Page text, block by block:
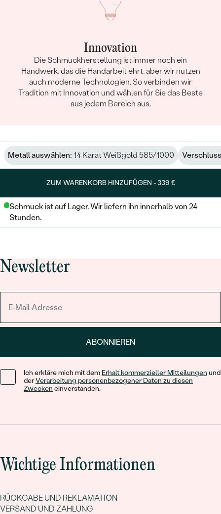
Innovation
Die Schmuckherstellung ist immer noch ein
Handwerk, das die Handarbeit ehrt, aber wir nutzen
auch moderne Technologien. So verbinden wir
Tradition mit Innovation und wählen für Sie das Beste
aus jedem Bereich aus.
Metall auswählen: 14 Karat Weißgold 585/1000
ZUM WARENKORB HINZUFÜGEN -339 €
Schmuck ist auf Lager. Wir liefern ihn innerhalb von 24
Stunden.
Newsletter
ABONNIEREN
Ich erkläre mich mit dem Erhalt kommerzieller Mitteilungen und
derVerarbeitung personenbezogener Daten zu diesen
Zwecken einverstanden.
Wichtige Informationen
RÜCKGABE UND REKLAMATION
VERSAND UND ZAHLUNG